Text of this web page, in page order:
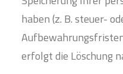
haben (z. B. steuer-
erfolgt die Löschung